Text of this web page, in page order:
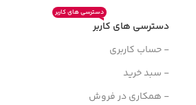
دسترسی های کاربر
دسترسی های کاربر
- حساب کاربری
- سبد خرید
- همکاری در فروش